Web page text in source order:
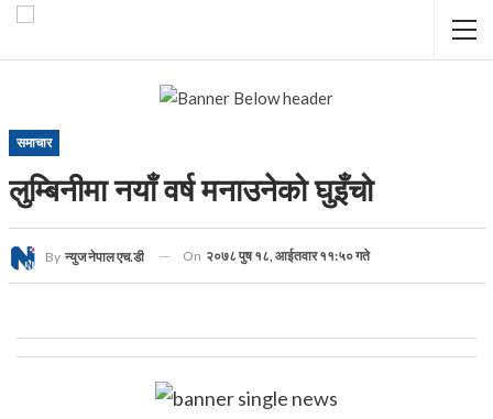
समाचार
लुम्बिनीमा नयाँ वर्ष मनाउनेको घुइँचो
By न्युज नेपाल एच.डी On २०७८ पुष १८, आईतवार ११:५० गते